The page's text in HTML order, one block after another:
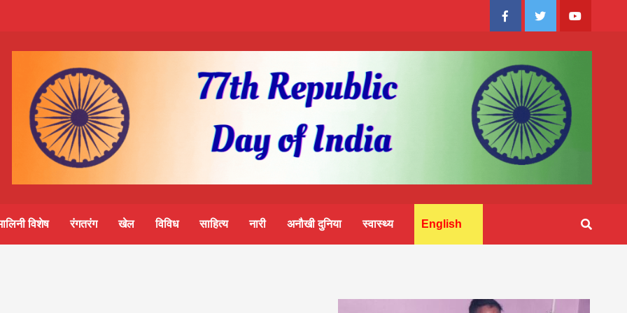
FacebookTwitter Youtube
विशेष रंगतरंग खेल विविध साहित्य नारी अनौखी दुनिया स्वास्थ्य English